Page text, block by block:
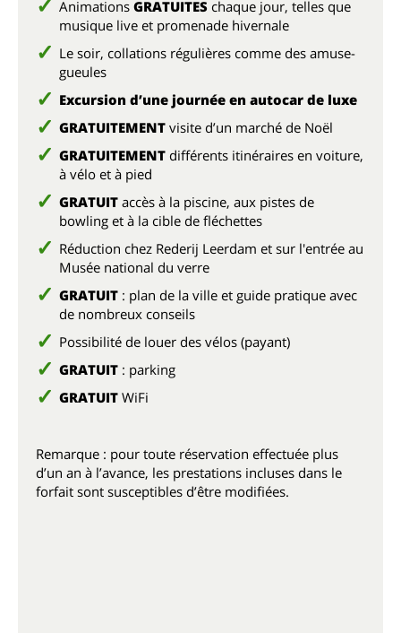
Animations GRATUITES chaque jour, telles que
musique live et promenade hivernale
Le soir, collations régulières comme des amuse-
gueules
Excursion d’une journée en autocar de luxe
GRATUITEMENT visite d’un marché de Noël
GRATUITEMENT différents itinéraires en voiture,
à vélo et à pied
GRATUIT accès à la piscine, aux pistes de
bowling et à la cible de fléchettes
Réduction chez Rederij Leerdam et sur l'entrée au
Musée national du verre
GRATUIT : plan de la ville et guide pratique avec
de nombreux conseils
Possibilité de louer des vélos (payant)
GRATUIT : parking
GRATUIT WiFi
Remarque : pour toute réservation effectuée plus
d’un an à l’avance, les prestations incluses dans le
forfait sont susceptibles d’être modifiées.